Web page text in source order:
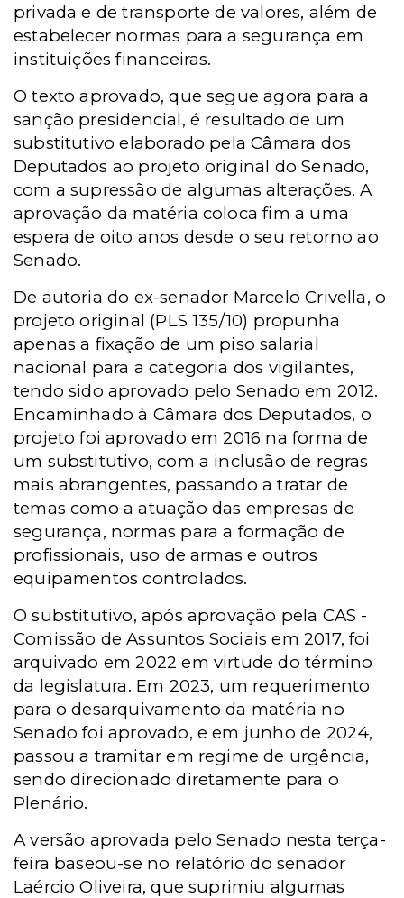
privada e de transporte de valores, além de
estabelecer normas para a segurança em
instituições financeiras.
O texto aprovado, que segue agora para a
sanção presidencial, é resultado de um
substitutivo elaborado pela Câmara dos
Deputados ao projeto original do Senado,
com a supressão de algumas alterações. A
aprovação da matéria coloca fim a uma
espera de oito anos desde o seu retorno ao
Senado.
De autoria do ex-senador Marcelo Crivella, o
projeto original (PLS 135/10) propunha
apenas a fixação de um piso salarial
nacional para a categoria dos vigilantes,
tendo sido aprovado pelo Senado em 2012.
Encaminhado à Câmara dos Deputados, o
projeto foi aprovado em 2016 na forma de
um substitutivo, com a inclusão de regras
mais abrangentes, passando a tratar de
temas como a atuação das empresas de
segurança, normas para a formação de
profissionais, uso de armas e outros
equipamentos controlados.
O substitutivo, após aprovação pela CAS -
Comissão de Assuntos Sociais em 2017, foi
arquivado em 2022 em virtude do término
da legislatura. Em 2023, um requerimento
para o desarquivamento da matéria no
Senado foi aprovado, e em junho de 2024,
passou a tramitar em regime de urgência,
sendo direcionado diretamente para o
Plenário.
A versão aprovada pelo Senado nesta terça-
feira baseou-se no relatório do senador
Laércio Oliveira, que suprimiu algumas